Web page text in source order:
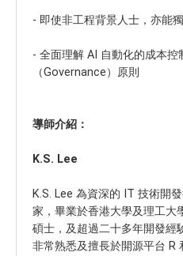
- 即使非工程背景人士，亦能
- 全面理解 AI 自動化的成本控
（Governance）原則
導師介紹：
K.S. Lee
K.S. Lee 為資深的 IT 技術開
家，畢業於香港大學及理工大
碩士，及超過二十多年開發經
非常熟悉及擅長於開源平台 R